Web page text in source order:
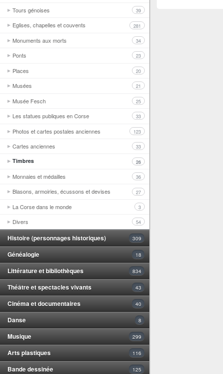
Tours génoises 39
Eglises, chapelles et couvents 281
Monuments aux morts 34
Ponts 23
Places 20
Musées 21
Musée Fesch 25
Les statues publiques en Corse 33
Photos et cartes postales anciennes 123
Cartes anciennes 33
Timbres 26
Monnaies et médailles 36
Blasons, armoiries, écussons et devises 27
La Corse dans le monde 3
Divers 54
Histoire (personnages historiques) 309
Généalogie 18
Littérature et bibliothèques 834
Théâtre et spectacles vivants 43
Cinéma et documentaires 40
Danse 8
Musique 299
Arts plastiques 116
Bande dessinée 125